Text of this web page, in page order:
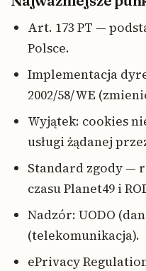
Art. 173 PT —
Polsce.
Implementacja
2002/58/WE
Wyjątek: cookies
usługi żądanej
Standard zgody —
czasu Planet49 i
Nadzór: UODO
(telekomunikacja).
ePrivacy